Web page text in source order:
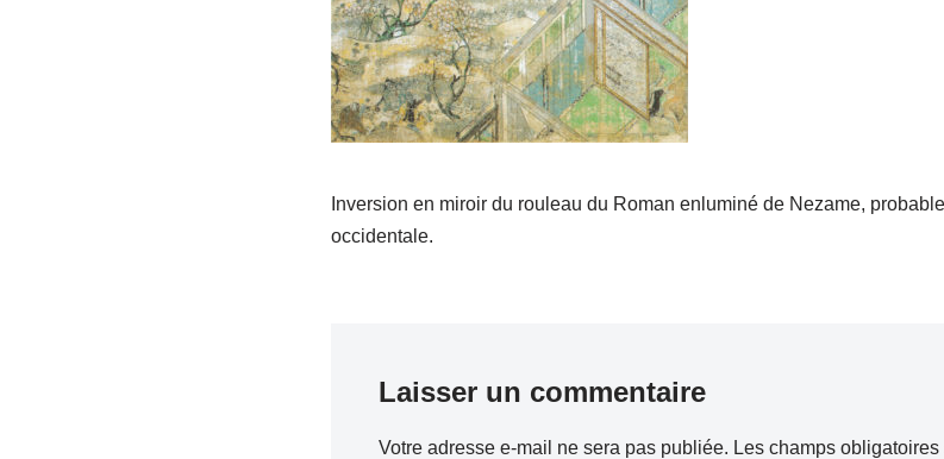
Inversion en miroir du rouleau du Roman enluminé de Nezame,
occidentale.
Laisser un commentaire
Votre adresse e-mail ne sera pas publiée. Les champs